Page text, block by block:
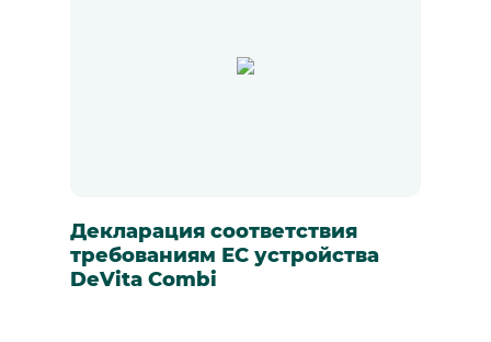
Декларация соответствия
требованиям ЕС устройства
DeVita Combi